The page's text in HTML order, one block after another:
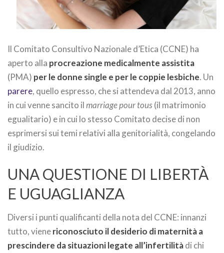
Il Comitato Consultivo Nazionale d’Etica (CCNE) ha
aperto alla procreazione medicalmente assistita
(PMA) per le donne single e per le coppie lesbiche. Un
parere, quello espresso, che si attendeva dal 2013, anno
in cui venne sancito ilmarriage pour tous(il matrimonio
egualitario) e in cui lo stesso Comitato decise di non
esprimersi sui temi relativi alla genitorialità, congelando
il giudizio.
UNA QUESTIONE DI LIBERTÀ
E UGUAGLIANZA
Diversi i punti qualificanti della nota del CCNE: innanzi
tutto, vienericonosciuto il desiderio di maternità a
prescindere da situazioni legate all’infertilitàdi chi